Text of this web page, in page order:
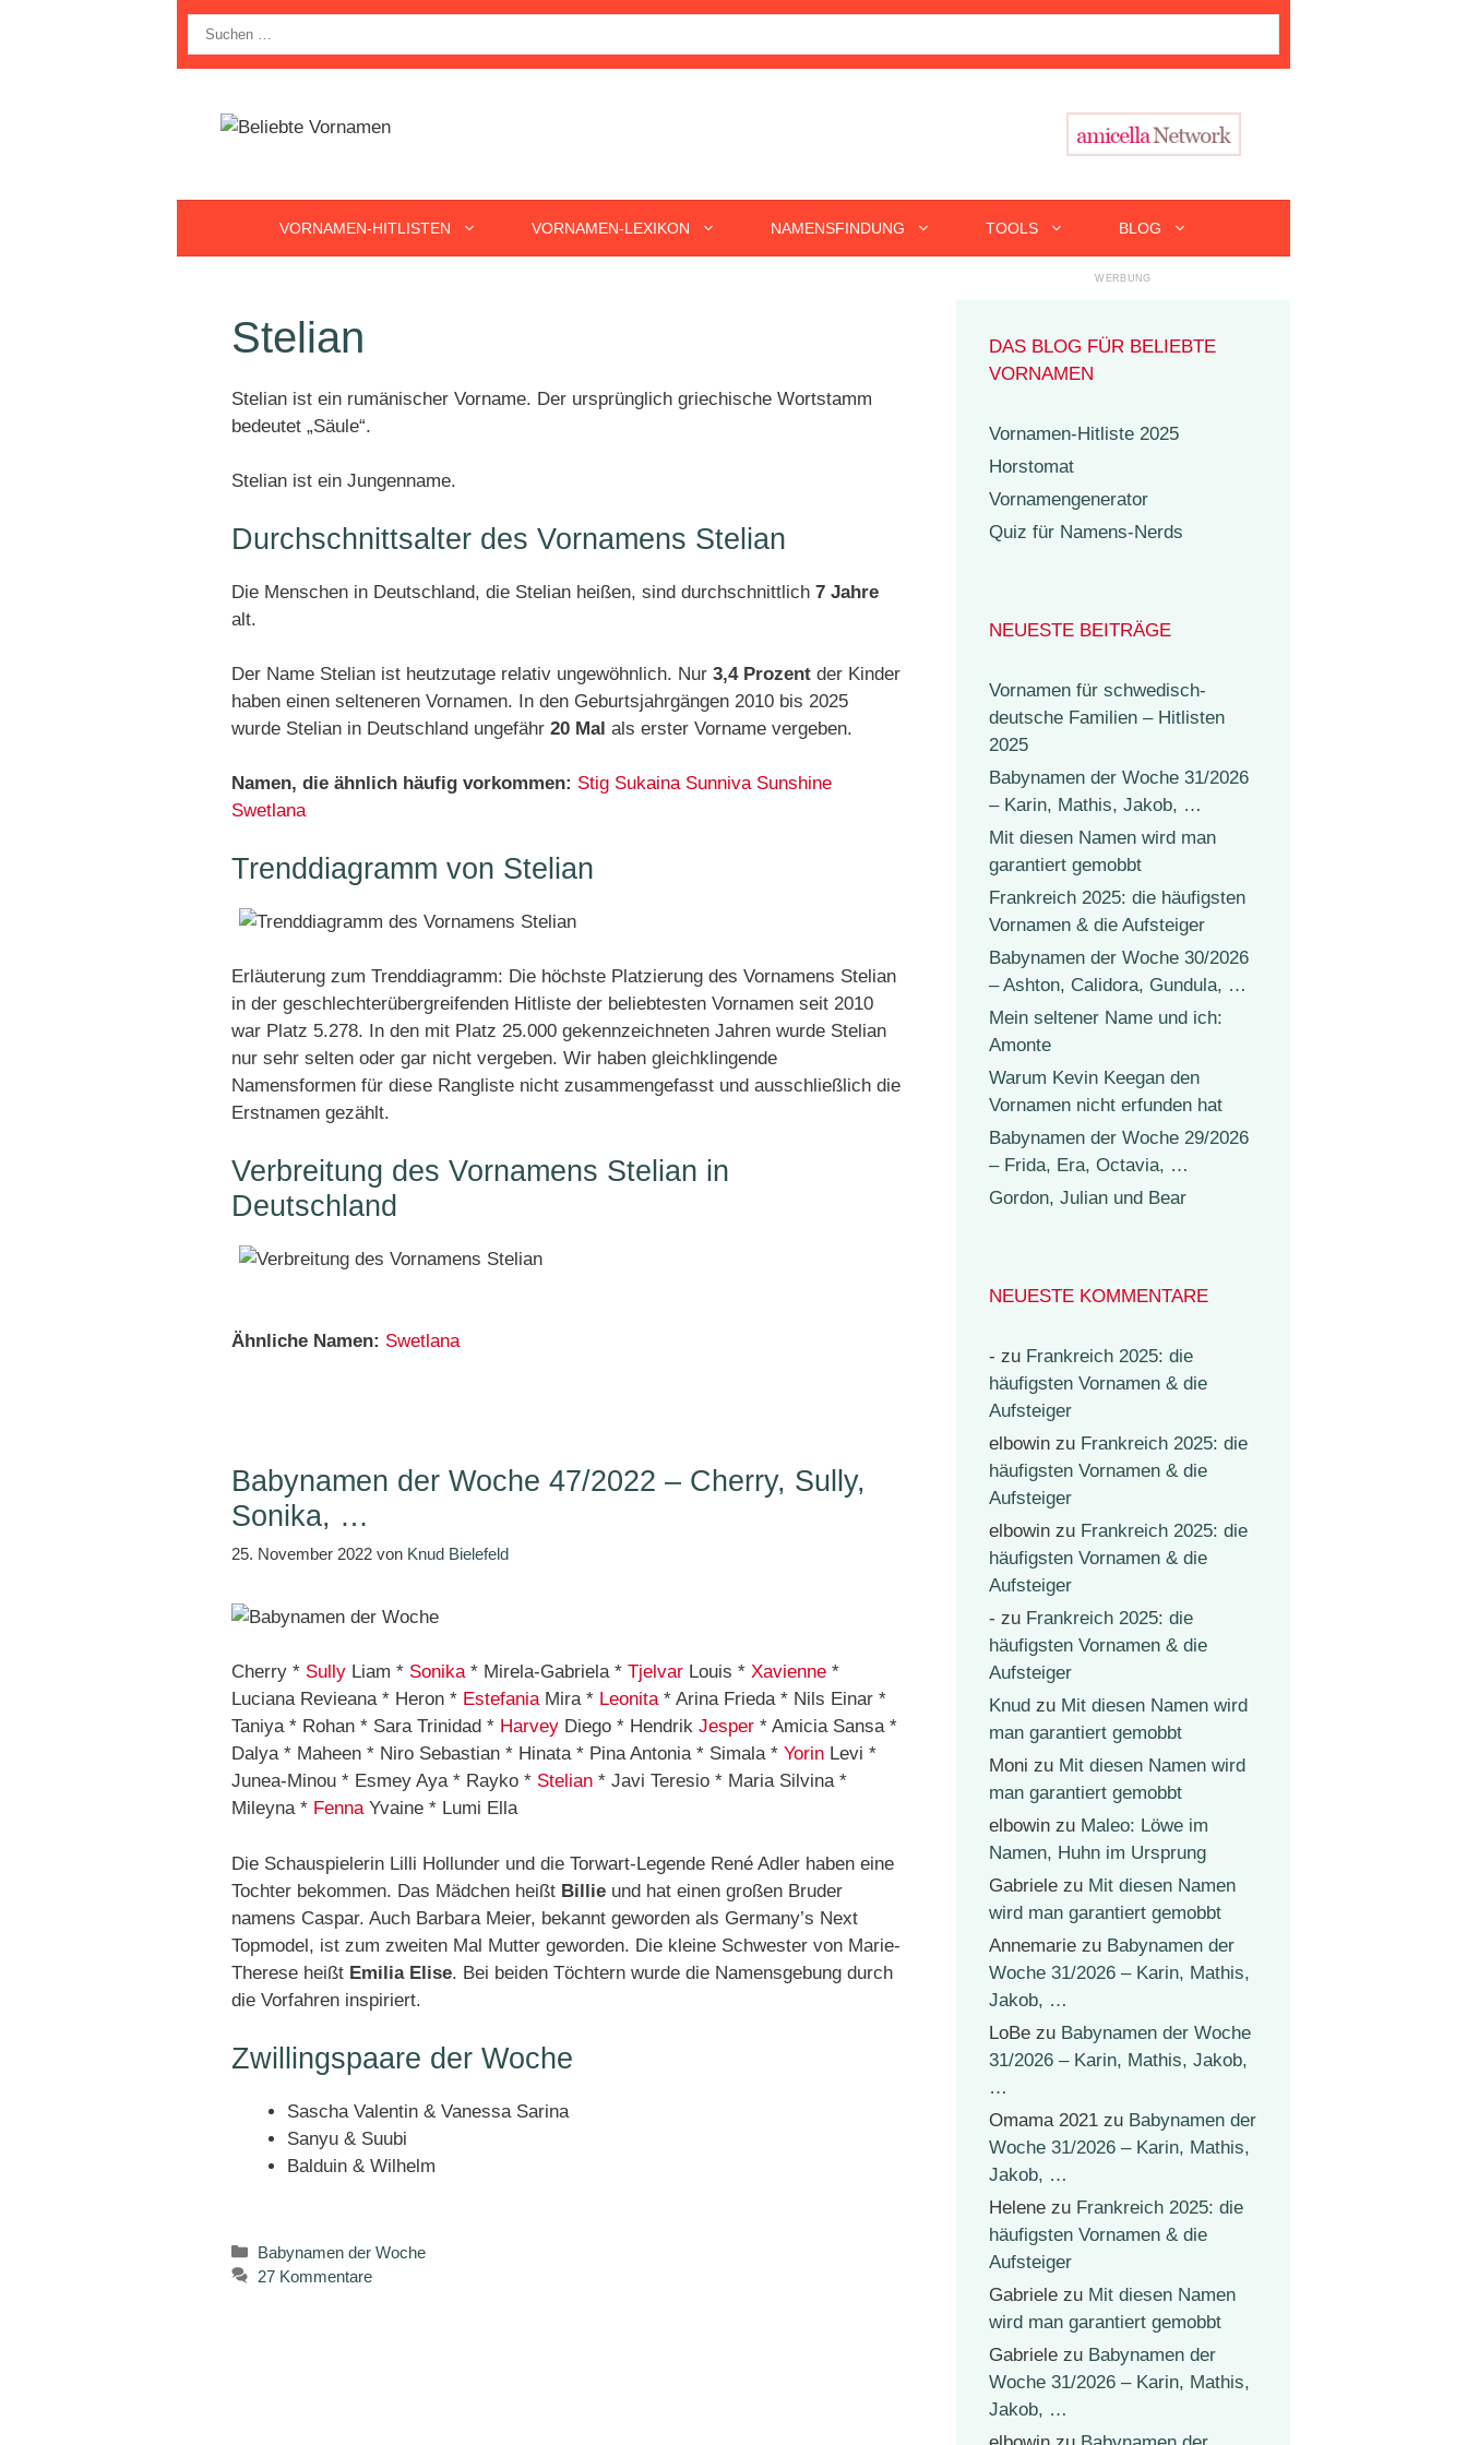
nach:
VORNAMEN-HITLISTEN VORNAMEN-LEXIKON NAMENSFINDUNG TOOLS BLOG
Stelian
Stelian ist ein rumänischer Vorname. Der ursprünglich griechische Wortstamm
bedeutet „Säule“.
Stelian ist ein Jungenname.
Durchschnittsalter des Vornamens Stelian
Die Menschen in Deutschland, die Stelian heißen, sind durchschnittlich 7 Jahre
alt.
Der Name Stelian ist heutzutage relativ ungewöhnlich. Nur 3,4 Prozent der Kinder
haben einen selteneren Vornamen. In den Geburtsjahrgängen 2010 bis 2025
wurde Stelian in Deutschland ungefähr 20 Mal als erster Vorname vergeben.
Namen, die ähnlich häufig vorkommen: Stig Sukaina Sunniva Sunshine
Swetlana
Trenddiagramm von Stelian
Erläuterung zum Trenddiagramm: Die höchste Platzierung des Vornamens Stelian
in der geschlechterübergreifenden Hitliste der beliebtesten Vornamen seit 2010
war Platz 5.278. In den mit Platz 25.000 gekennzeichneten Jahren wurde Stelian
nur sehr selten oder gar nicht vergeben. Wir haben gleichklingende
Namensformen für diese Rangliste nicht zusammengefasst und ausschließlich die
Erstnamen gezählt.
Verbreitung des Vornamens Stelian in
Deutschland
Ähnliche Namen: Swetlana
Babynamen der Woche 47/2022 – Cherry, Sully,
Sonika, …
25. November 2022 von Knud Bielefeld
Cherry * Sully Liam * Sonika* Mirela-Gabriela * Tjelvar Louis * Xavienne *
Luciana Revieana * Heron * EstefaniaMira * Leonita* Arina Frieda * Nils Einar *
Taniya * Rohan * Sara Trinidad * Harvey Diego * Hendrik Jesper * Amicia Sansa *
Dalya * Maheen * Niro Sebastian * Hinata * Pina Antonia * Simala * Yorin Levi *
Junea-Minou * Esmey Aya * Rayko * Stelian * Javi Teresio * Maria Silvina *
Mileyna * FennaYvaine * Lumi Ella
Die Schauspielerin Lilli Hollunder und die Torwart-Legende René Adler haben eine
Tochter bekommen. Das Mädchen heißt Billie und hat einen großen Bruder
namens Caspar. Auch Barbara Meier, bekannt geworden als Germany’s Next
Topmodel, ist zum zweiten Mal Mutter geworden. Die kleine Schwester von Marie-
Therese heißt Emilia Elise. Bei beiden Töchtern wurde die Namensgebung durch
die Vorfahren inspiriert.
Zwillingspaare der Woche
Sascha Valentin & Vanessa Sarina
Sanyu & Suubi
Balduin & Wilhelm
Kategorien
Babynamen der Woche
27 Kommentare
DAS BLOG FÜR BELIEBTE
VORNAMEN
Vornamen-Hitliste 2025
Horstomat
Vornamengenerator
Quiz für Namens-Nerds
NEUESTE BEITRÄGE
Vornamen für schwedisch-
deutsche Familien – Hitlisten
2025
Babynamen der Woche 31/2026
– Karin, Mathis, Jakob, …
Mit diesen Namen wird man
garantiert gemobbt
Frankreich 2025: die häufigsten
Vornamen & die Aufsteiger
Babynamen der Woche 30/2026
– Ashton, Calidora, Gundula, …
Mein seltener Name und ich:
Amonte
Warum Kevin Keegan den
Vornamen nicht erfunden hat
Babynamen der Woche 29/2026
– Frida, Era, Octavia, …
Gordon, Julian und Bear
NEUESTE KOMMENTARE
- zu Frankreich 2025: die
häufigsten Vornamen & die
Aufsteiger
elbowin zu Frankreich 2025: die
häufigsten Vornamen & die
Aufsteiger
elbowin zu Frankreich 2025: die
häufigsten Vornamen & die
Aufsteiger
- zu Frankreich 2025: die
häufigsten Vornamen & die
Aufsteiger
Knud zu Mit diesen Namen wird
man garantiert gemobbt
Moni zu Mit diesen Namen wird
man garantiert gemobbt
elbowin zu Maleo: Löwe im
Namen, Huhn im Ursprung
Gabriele zu Mit diesen Namen
wird man garantiert gemobbt
Annemarie zu Babynamen der
Woche 31/2026 – Karin, Mathis,
Jakob, …
LoBe zu Babynamen der Woche
31/2026 – Karin, Mathis, Jakob,
…
Omama 2021 zu Babynamen der
Woche 31/2026 – Karin, Mathis,
Jakob, …
Helene zu Frankreich 2025: die
häufigsten Vornamen & die
Aufsteiger
Gabriele zu Mit diesen Namen
wird man garantiert gemobbt
Gabriele zu Babynamen der
Woche 31/2026 – Karin, Mathis,
Jakob, …